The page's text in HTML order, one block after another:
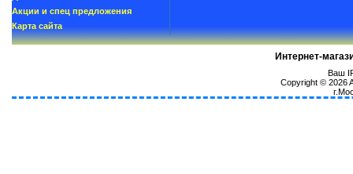
Акции и спец предложения
Карта сайта
Интернет-
Ваш
Copyright © 2026